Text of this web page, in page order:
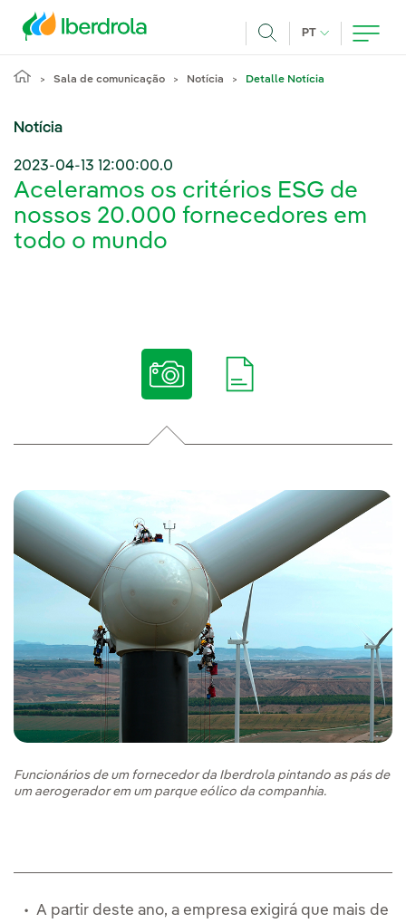
PT IDIOMA ATUAL,
Sala de comunicação Notícia Detalle Notícia
Notícia
2023-04-13 12:00:00.0
Aceleramos os critérios ESG de
nossos 20.000 fornecedores em
todo o mundo
Funcionários de um fornecedor da Iberdrola pintando as pás de
um aerogerador em um parque eólico da companhia.
A partir deste ano, a empresa exigirá que mais de